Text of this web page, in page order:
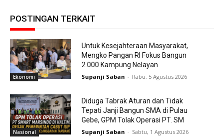
POSTINGAN TERKAIT
Ekonomi
Untuk Kesejahteraan Masyarakat,
Mengko Pangan RI Fokus Bangun
2.000 Kampung Nelayan
Supanji Saban - Rabu, 5 Agustus 2026
Nasional
Diduga Tabrak Aturan dan Tidak
Tepati Janji Bangun SMA di Pulau
Gebe, GPM Tolak Operasi PT. SM
Supanji Saban - Sabtu, 1 Agustus 2026